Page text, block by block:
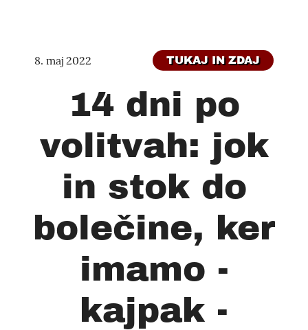
8. maj 2022 TUKAJ IN ZDAJ
14 dni po
volitvah: jok
in stok do
bolečine, ker
imamo -
kajpak -